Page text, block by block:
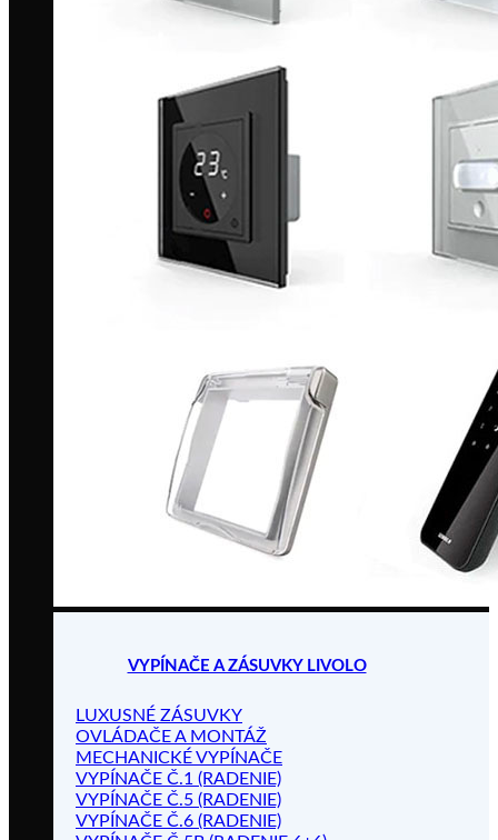
VYPÍNAČE A ZÁSUVKY LIVOLO
LUXUSNÉ ZÁSUVKY
OVLÁDAČE A MONTÁŽ
MECHANICKÉ VYPÍNAČE
VYPÍNAČE Č.1 (RADENIE)
VYPÍNAČE Č.5 (RADENIE)
VYPÍNAČE Č.6 (RADENIE)